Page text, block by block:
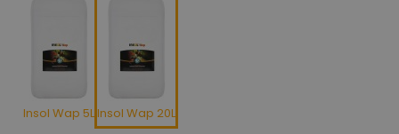
Insol Wap 5LInsol Wap 20L